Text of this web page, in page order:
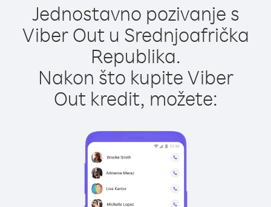
Jednostavno pozivanje s
Viber Out u Srednjoafrička
Republika.
Nakon što kupite Viber
Out kredit, možete: